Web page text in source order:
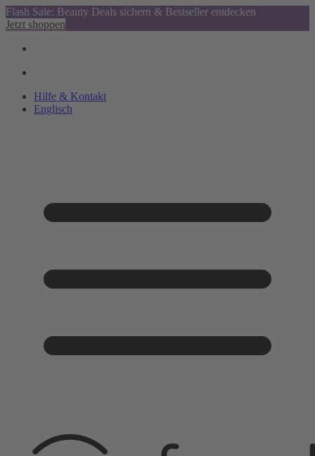
Flash Sale: Beauty Deals sichern & Bestseller entdecken
Jetzt shoppen
Hilfe & Kontakt
Englisch